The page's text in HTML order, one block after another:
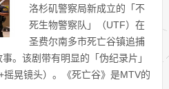
洛杉矶警察局新成立的「不
死生物警察队」（UTF）在
圣费尔南多市死亡谷镇追捕
。该剧带有明显的「伪纪录片」
晃镜头）。《死亡谷》是MTV的